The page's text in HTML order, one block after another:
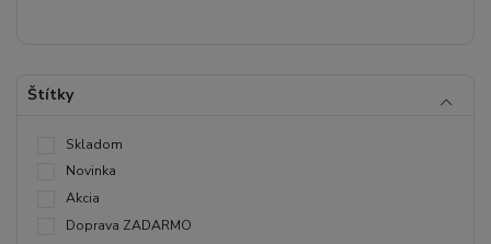
Štítky
Skladom
Novinka
Akcia
Doprava ZADARMO